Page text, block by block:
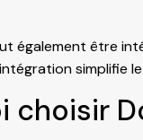
également être
simplifie
choisir